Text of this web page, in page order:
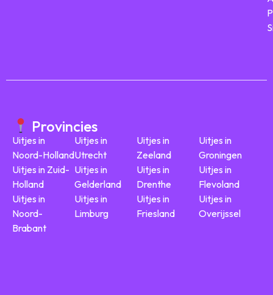
Provincies
Uitjes in
Noord-Holland
Uitjes in Zuid-
Holland
Uitjes in
Noord-
Brabant
Uitjes in
Utrecht
Uitjes in
Gelderland
Uitjes in
Limburg
Uitjes in
Zeeland
Uitjes in
Drenthe
Uitjes in
Friesland
Uitjes in
Groningen
Uitjes in
Flevoland
Uitjes in
Overijssel